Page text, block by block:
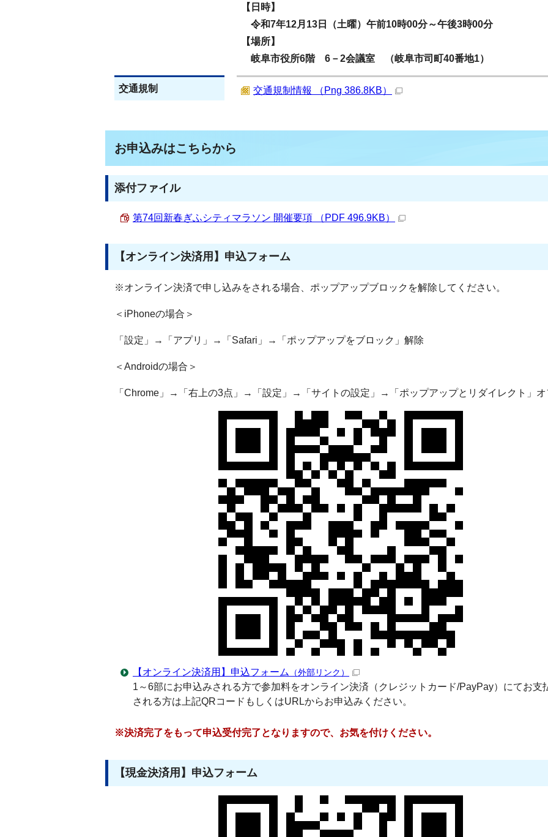
【日時】
令和7年12月13日（土曜）午前10時00分～午後3時00分
【場所】
岐阜市役所6階 6－2会議室 （岐阜市司町40番地1）
交通規制 交通規制情報 （Png 386.8KB）
お申込みはこちらから
添付ファイル
第74回新春ぎふシティマラソン 開催要項 （PDF 496.9KB）
【オンライン決済用】申込フォーム
※オンライン決済で申し込みをされる場合、ポップアップブロックを解除してください。
＜iPhoneの場合＞
「設定」→「アプリ」→「Safari」→「ポップアップをブロック」解除
＜Androidの場合＞
「Chrome」→「右上の3点」→「設定」→「サイトの設定」→「ポップアップとリダイレクト」オ
【オンライン決済用】申込フォーム （外部リンク）
1～6部にお申込みされる方で参加料をオンライン決済（クレジットカード/PayPay）にてお支
される方は上記QRコードもしくはURLからお申込みください。
※決済完了をもって申込受付完了となりますので、お気を付けください。
【現金決済用】申込フォーム